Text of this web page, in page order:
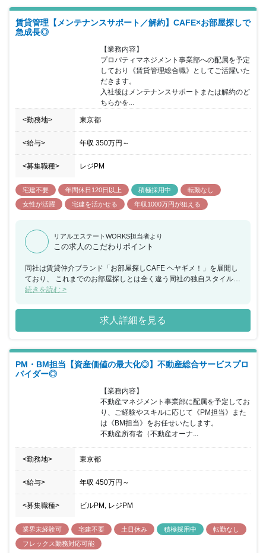
賃貸管理【メンテナンスサポート／解約】CAFE×お部屋探しで
急成長◎
【業務内容】
プロパティマネジメント事業部への配属を予定
しており《賃貸管理総合職》としてご活躍いた
だきます。
入社後はメンテナンスサポートまたは解約のど
ちらかを...
<勤務地> 東京都
<給与> 年収 350万円 ～
<募集職種> レジPM
宅建不要 年間休日120日以上 積極採用中
転勤なし
女性が活躍
宅建を活かせる 年収1000万円が狙える
リアルエステートWORKS担当者より
この求人のこだわりポイント
同社は賃貸仲介ブランド「お部屋探しCAFE ヘヤギメ！」を展開し
ており、 これまでのお部屋探しとは全く違う同社の独自スタイルを
生み出し、首都圏をメインに展開を進め、 現在では全国の主要都市
成長しており、今後も事業を拡大させていくフェーズにございま
す。 同ポジションにおいては《賃貸管理総合職》としての採用とな
っており、 圧倒的なスピードで業界を牽引する同社において中核的
る同社において、会社の成長と共にキャリアアップを図れる環境が
整っています。
続きを読む >
求人詳細を見る
PM・BM担当【資産価値の最大化◎】不動産総合サービスプロ
バイダー◎
【業務内容】
不動産マネジメント事業部に配属を予定してお
り、ご経験やスキルに応じて《PM担当》また
は《BM担当》をお任せいたします。
不動産所有者（不動産オーナ...
<勤務地> 東京都
<給与> 年収 450万円 ～
<募集職種> ビルPM, レジPM
業界未経験可 宅建不要 土日休み 積極採用中
転勤なし
フレックス勤務対応可能